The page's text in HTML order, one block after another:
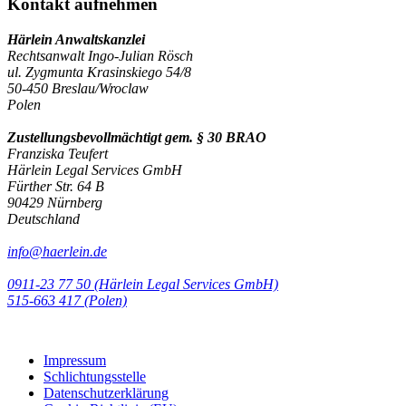
Kontakt aufnehmen
Härlein Anwaltskanzlei
Rechtsanwalt Ingo-Julian Rösch
ul. Zygmunta Krasinskiego 54/8
50-450 Breslau/Wroclaw
Polen
Zustellungsbevollmächtigt gem. § 30 BRAO
Franziska Teufert
Härlein Legal Services GmbH
Fürther Str. 64 B
90429 Nürnberg
Deutschland
info@haerlein.de
0911-23 77 50 (Härlein Legal Services GmbH)
‭515-663 417 (Polen)‬‬‬
Impressum
Schlichtungsstelle
Datenschutzerklärung